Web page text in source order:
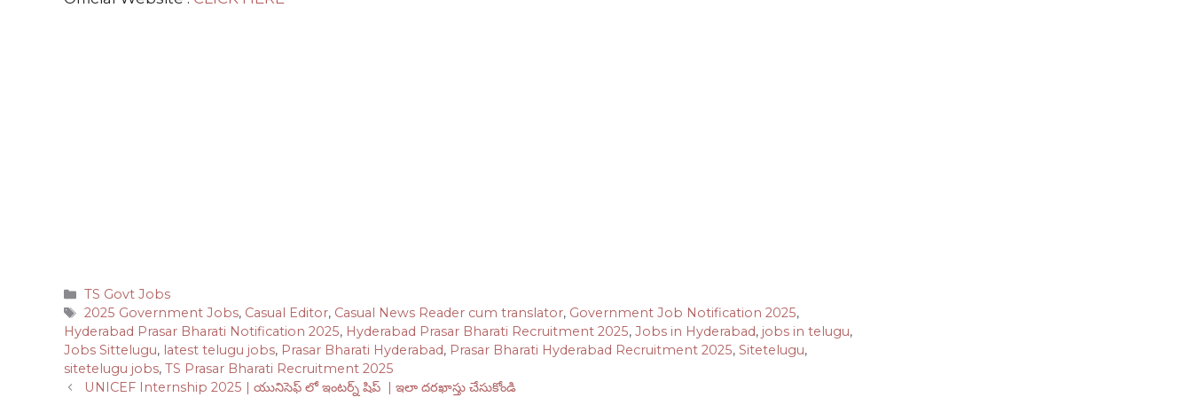
Categories
TS Govt Jobs
Tags
2025 Government Jobs, Casual Editor, Casual News Reader cum translator, Government Job Notification 2025,
Hyderabad Prasar Bharati Notification 2025, Hyderabad Prasar Bharati Recruitment 2025, Jobs in Hyderabad, jobs in telugu,
Jobs Sittelugu, latest telugu jobs, Prasar Bharati Hyderabad, Prasar Bharati Hyderabad Recruitment 2025, Sitetelugu,
sitetelugu jobs, TS Prasar Bharati Recruitment 2025
UNICEF Internship 2025 | యునిసెఫ్ లో ఇంటర్న్ షిప్ | ఇలా దరఖాస్తు చేసుకోండి